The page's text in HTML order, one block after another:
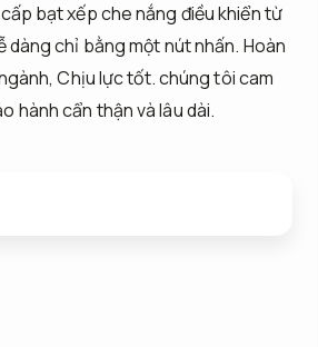
bạt xếp che nắng điều khiển từ
dàng chỉ bằng một nút nhấn. Hoàn
Chịu lực tốt.chúng tôi cam
hành cẩn thận và lâu dài.